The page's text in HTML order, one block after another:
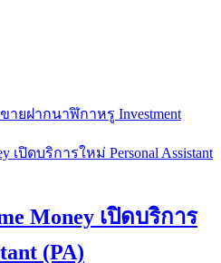
ายฝากนาฬิกาหรู Investment
Money เปิดบริการ
(PA)